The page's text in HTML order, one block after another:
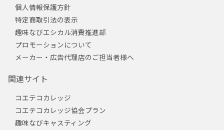
個人情報保護方針
特定商取引法の表示
趣味なびエシカル消費推進部
プロモーションについて
メーカー・広告代理店のご担当者様へ
関連サイト
コエテコカレッジ
コエテコカレッジ協会プラン
趣味なびキャスティング